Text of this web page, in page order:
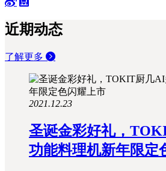
近期动态
了解更多
2021.12.23
圣诞金彩好礼，
功能料理机新年限定